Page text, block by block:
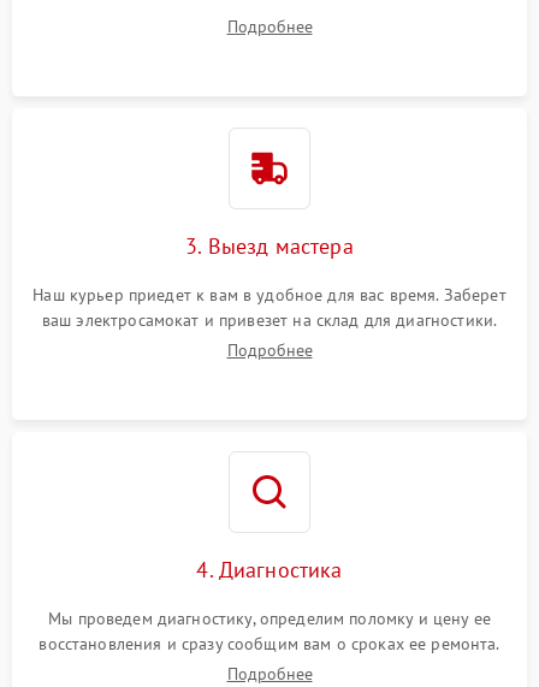
Подробнее
3. Выезд мастера
Наш курьер приедет к вам в удобное для вас время. Заберет
ваш электросамокат и привезет на склад для диагностики.
Подробнее
4. Диагностика
Мы проведем диагностику, определим поломку и цену ее
восстановления и сразу сообщим вам о сроках ее ремонта.
Подробнее